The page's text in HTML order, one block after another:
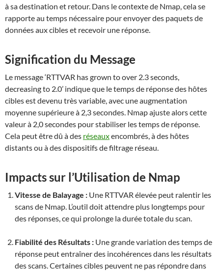
à sa destination et retour. Dans le contexte de Nmap, cela se
rapporte au temps nécessaire pour envoyer des paquets de
données aux cibles et recevoir une réponse.
Signification du Message
Le message ‘RTTVAR has grown to over 2.3 seconds,
decreasing to 2.0’ indique que le temps de réponse des hôtes
cibles est devenu très variable, avec une augmentation
moyenne supérieure à 2,3 secondes. Nmap ajuste alors cette
valeur à 2,0 secondes pour stabiliser les temps de réponse.
Cela peut être dû à des réseauxencombrés, à des hôtes
distants ou à des dispositifs de filtrage réseau.
Impacts sur l’Utilisation de Nmap
Vitesse de Balayage : Une RTTVAR élevée peut ralentir les
scans de Nmap. L’outil doit attendre plus longtemps pour
des réponses, ce qui prolonge la durée totale du scan.
Fiabilité des Résultats : Une grande variation des temps de
réponse peut entraîner des incohérences dans les résultats
des scans. Certaines cibles peuvent ne pas répondre dans